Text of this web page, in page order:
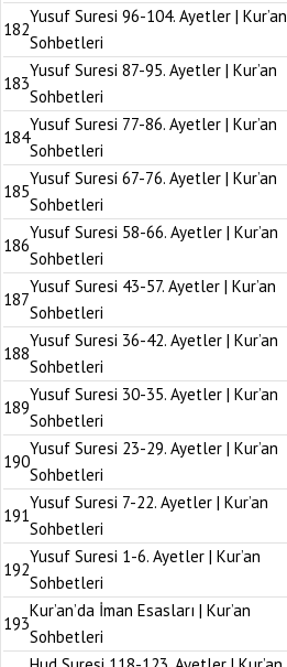
182
Yusuf Suresi 96-104. Ayetler | Kur’an
Sohbetleri
183
Yusuf Suresi 87-95. Ayetler | Kur’an
Sohbetleri
184
Yusuf Suresi 77-86. Ayetler | Kur’an
Sohbetleri
185
Yusuf Suresi 67-76. Ayetler | Kur’an
Sohbetleri
186
Yusuf Suresi 58-66. Ayetler | Kur’an
Sohbetleri
187
Yusuf Suresi 43-57. Ayetler | Kur’an
Sohbetleri
188
Yusuf Suresi 36-42. Ayetler | Kur’an
Sohbetleri
189
Yusuf Suresi 30-35. Ayetler | Kur’an
Sohbetleri
190
Yusuf Suresi 23-29. Ayetler | Kur’an
Sohbetleri
191
Yusuf Suresi 7-22. Ayetler | Kur’an
Sohbetleri
192
Yusuf Suresi 1-6. Ayetler | Kur’an
Sohbetleri
193
Kur’an’da İman Esasları | Kur’an
Sohbetleri